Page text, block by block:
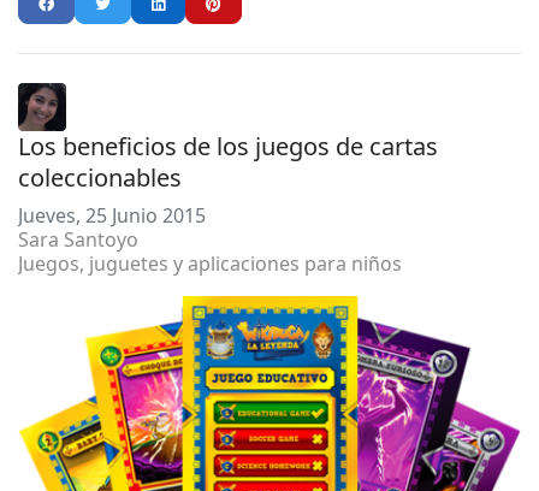
Los beneficios de los juegos de cartas
coleccionables
Jueves, 25 Junio 2015
Sara Santoyo
Juegos, juguetes y aplicaciones para niños